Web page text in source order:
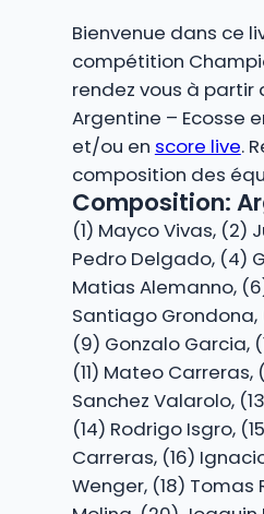
Bienvenue dans ce
compétition
rendez vous à partir
Argentine – Ecosse
et/ou en score live.
composition des
Composition:
(1) Mayco Vivas, (2)
Pedro Delgado, (4)
Matias Alemanno,
Santiago
(9) Gonzalo Garcia,
(11) Mateo Carreras,
Sanchez Valarolo,
(14) Rodrigo Isgro,
Carreras, (16)
Wenger, (18) Tomas